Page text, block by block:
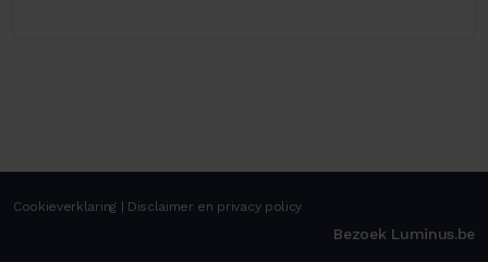
Cookieverklaring| Disclaimer en privacy policy
Bezoek Luminus.be